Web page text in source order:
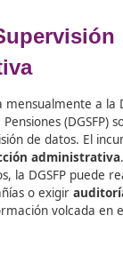
. Es
diligenciadas
solo pueden
impago de